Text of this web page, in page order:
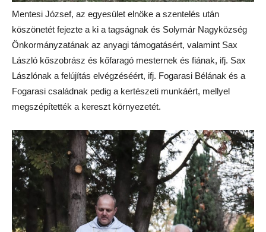
Mentesi József, az egyesület elnöke a szentelés után
köszönetét fejezte a ki a tagságnak és Solymár Nagyközség
Önkormányzatának az anyagi támogatásért, valamint Sax
László kőszobrász és kőfaragó mesternek és fiának, ifj. Sax
Lászlónak a felújítás elvégzéséért, ifj. Fogarasi Bélának és a
Fogarasi családnak pedig a kertészeti munkáért, mellyel
megszépítették a kereszt környezetét.